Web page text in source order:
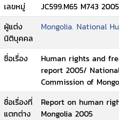
เลขหมู่
JC599.M65 M743 2005
ผู้แต่ง
นิติบุคคล
Mongolia. National
ชื่อเรื่อง
Human rights and
report 2005/
Commission of
ชื่อเรื่องที่
แตกต่าง
Report on human
Mongolia 2005